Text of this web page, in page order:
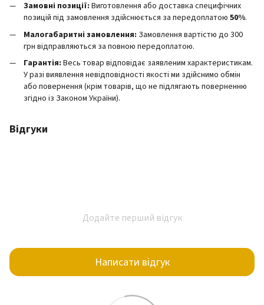
Замовні позиції: Виготовлення або доставка специфічних
позицій під замовлення здійснюється за передоплатою 50%.
Малогабаритні замовлення: Замовлення вартістю до 300
грн відправляються за повною передоплатою.
Гарантія: Весь товар відповідає заявленим характеристикам.
У разі виявлення невідповідності якості ми здійснимо обмін
або повернення (крім товарів, що не підлягають поверненню
згідно із Законом України).
Відгуки
Додайте перший відгук
Написати відгук